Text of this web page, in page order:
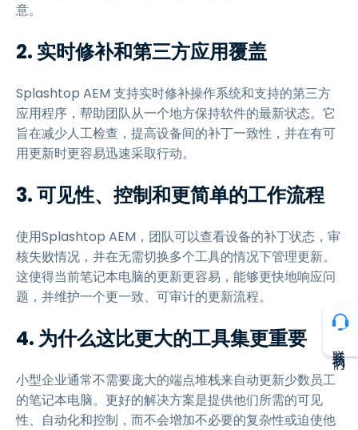
意。
2. 实时修补和第三方应用覆盖
Splashtop AEM 支持实时修补操作系统和支持的第三方
应用程序，帮助团队从一个地方保持软件的最新状态。它
旨在减少人工检查，提高设备间的补丁一致性，并在有可
用更新时更容易迅速采取行动。
3. 可见性、控制和更简单的工作流程
使用Splashtop AEM，团队可以查看设备的补丁状态，审
核失败情况，并在无需切换多个工具的情况下管理更新。
这使得当前笔记本电脑的更新更容易，能够更快地响应问
题，并维护一个更一致、可审计的更新流程。
4. 为什么这比更大的工具集更重要
小型企业通常不需要庞大的端点堆栈来自动更新少数员工
的笔记本电脑。更好的解决方案是提供他们所需的可见
性、自动化和控制，而不会增加不必要的复杂性或迫使他